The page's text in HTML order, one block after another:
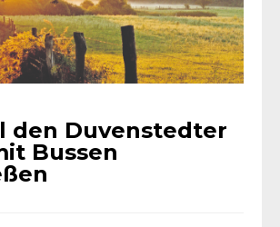
den Duvenstedter
Bussen